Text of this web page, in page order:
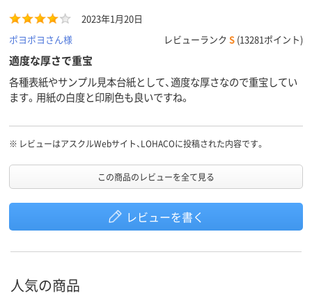
2023年1月20日
ポヨポヨさん様
レビューランク S (13281ポイント)
適度な厚さで重宝
各種表紙やサンプル見本台紙として、適度な厚さなので重宝してい
ます。用紙の白度と印刷色も良いですね。
※ レビューはアスクルWebサイト、LOHACOに投稿された内容です。
この商品のレビューを全て見る
レビューを書く
人気の商品